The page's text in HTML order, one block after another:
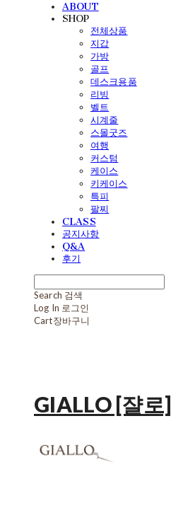
ABOUT
SHOP
전체상품
지갑
가방
골프
데스크용품
리빙
벨트
시계줄
스몰굿즈
여행
커스텀
케이스
키케이스
특피
팔찌
CLASS
공지사항
Q&A
후기
Search 검색
Log In 로그인
Cart장바구니
GIALLO [쟐로]